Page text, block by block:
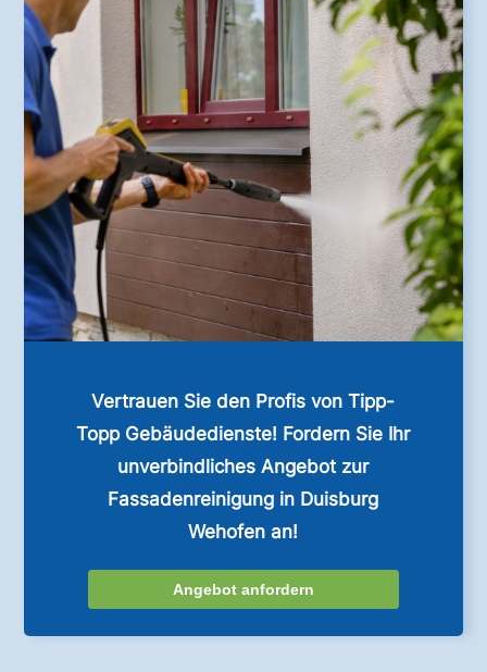
Vertrauen Sie den Profis von Tipp-
Topp Gebäudedienste! Fordern Sie Ihr
unverbindliches Angebot zur
Fassadenreinigung in Duisburg
Wehofen an!
Angebot anfordern